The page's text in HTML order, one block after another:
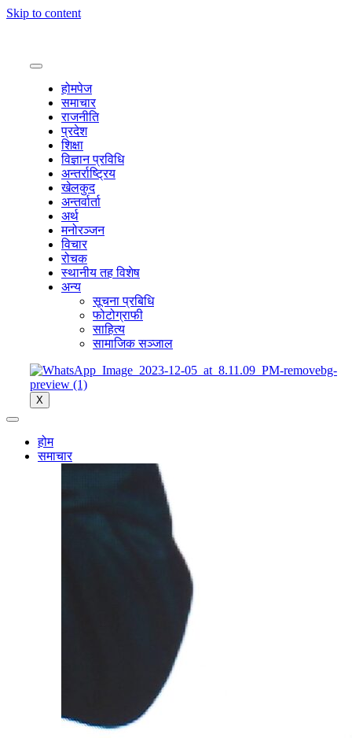
Skip to content
होमपेज
समाचार
राजनीति
प्रदेश
शिक्षा
विज्ञान प्रविधि
अन्तर्राष्ट्रिय
खेलकुद
अन्तर्वार्ता
अर्थ
मनोरञ्जन
विचार
रोचक
स्थानीय तह विशेष
अन्य
सूचना प्रबिधि
फोटोग्राफी
साहित्य
सामाजिक सञ्जाल
X
होम
समाचार